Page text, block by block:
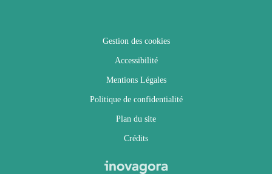
Gestion des cookies
Accessibilité
Mentions Légales
Politique de confidentialité
Plan du site
Crédits